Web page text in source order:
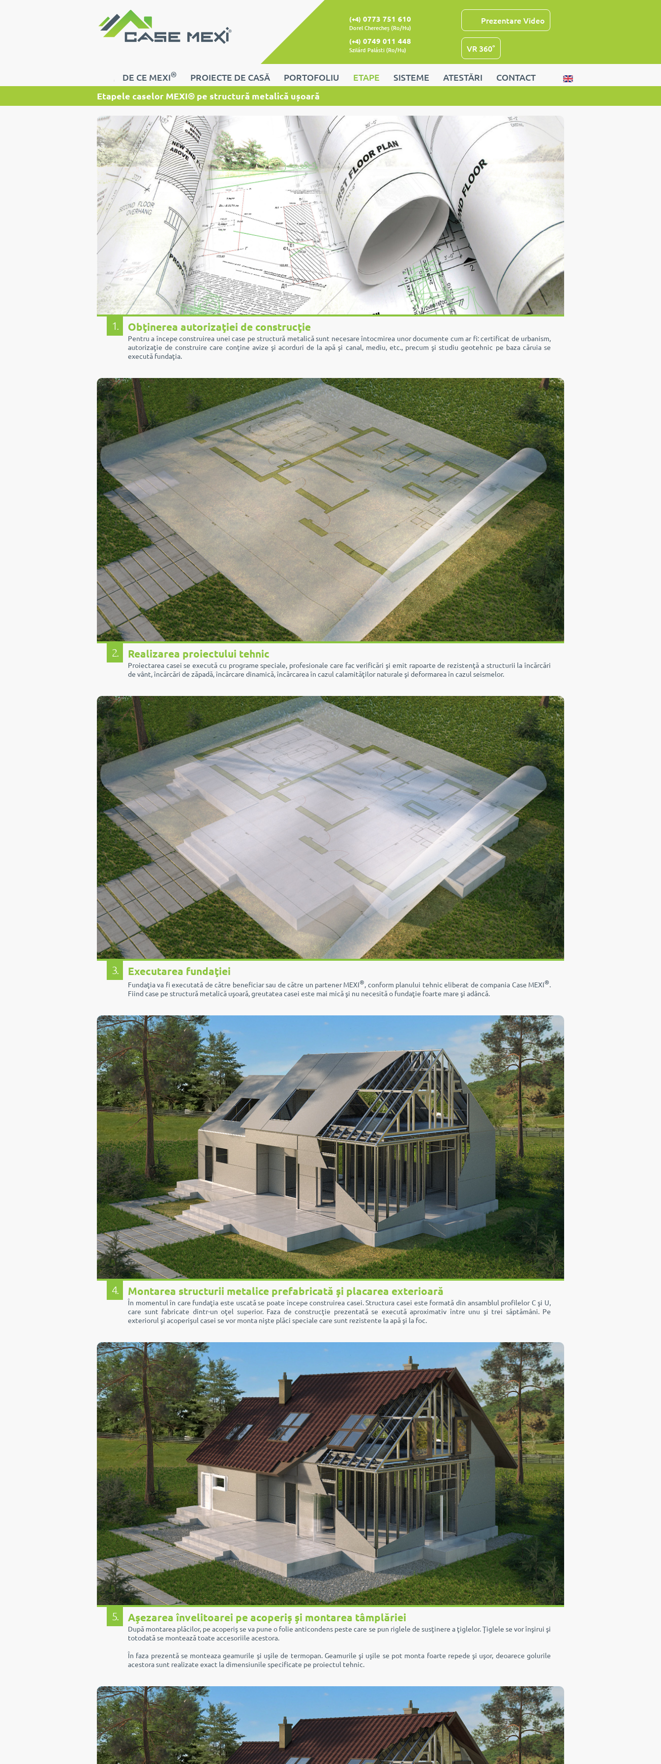
(+4) 0773 751 610
Dorel Cherecheș (Ro/Hu)
(+4) 0749 011 448
Szilárd Palásti (Ro/Hu)
Prezentare Video
VR 360°
DE CE MEXI® PROIECTE DE CASĂ PORTOFOLIU ETAPE SISTEME ATESTĂRI
CONTACT
Etapele caselor MEXI® pe structură metalică ușoară
1. Obţinerea autorizaţiei de construcţie
Pentru a începe construirea unei case pe structură metalică sunt necesare întocmirea unor documente cum ar fi: certificat de urbanism,
autorizaţie de construire care conţine avize şi acorduri de la apă şi canal, mediu, etc., precum şi studiu geotehnic pe baza căruia se
execută fundaţia.
2. Realizarea proiectului tehnic
Proiectarea casei se execută cu programe speciale, profesionale care fac verificări şi emit rapoarte de rezistenţă a structurii la încărcări
de vânt, încărcări de zăpadă, încărcare dinamică, încărcarea în cazul calamităţilor naturale şi deformarea în cazul seismelor.
3. Executarea fundaţiei
Fundaţia va fi executată de către beneficiar sau de către un partener MEXI®, conform planului tehnic eliberat de compania Case MEXI®.
Fiind case pe structură metalică uşoară, greutatea casei este mai mică şi nu necesită o fundaţie foarte mare şi adâncă.
4. Montarea structurii metalice prefabricată şi placarea exterioară
În momentul în care fundaţia este uscată se poate începe construirea casei. Structura casei este formată din ansamblul profilelor C şi U,
care sunt fabricate dintr-un oţel superior. Faza de construcţie prezentată se execută aproximativ între unu şi trei săptămâni. Pe
exteriorul şi acoperişul casei se vor monta nişte plăci speciale care sunt rezistente la apă şi la foc.
5. Aşezarea învelitoarei pe acoperiş şi montarea tâmplăriei
După montarea plăcilor, pe acoperiş se va pune o folie anticondens peste care se pun riglele de susţinere a ţiglelor. Ţiglele se vor înşirui şi
totodată se montează toate accesoriile acestora.
În faza prezentă se monteaza geamurile şi uşile de termopan. Geamurile şi uşile se pot monta foarte repede şi uşor, deoarece golurile
acestora sunt realizate exact la dimensiunile specificate pe proiectul tehnic.